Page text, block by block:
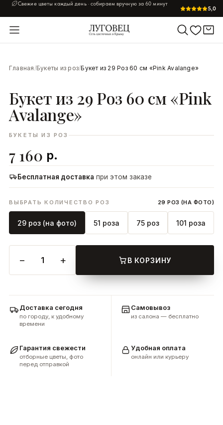
Свежие цветы каждый день · собираем вручную за 60 минут
5,0
Главная/Букеты из роз/Букет из 29 Роз 60 см «Pink Avalange»
Букет из 29 Роз 60 см «Pink
Avalange»
БУКЕТЫ ИЗ РОЗ
7 160 р.
Бесплатная доставка при этом заказе
ВЫБРАТЬ КОЛИЧЕСТВО РОЗ 29 РОЗ (НА ФОТО)
29 роз (на фото) 51 роза 75 роз 101 роза
− 1 + В КОРЗИНУ
Доставка сегодня
по городу, к удобному
времени
Самовывоз
из салона — бесплатно
Гарантия свежести
отборные цветы, фото
перед отправкой
Удобная оплата
онлайн или курьеру